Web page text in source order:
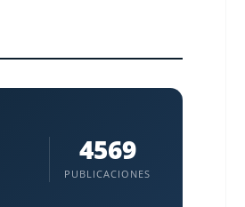
4569
PUBLICACIONES